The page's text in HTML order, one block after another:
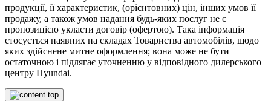
продукції, її характеристик, (орієнтовних) цін, інших умов її
продажу, а також умов надання будь-яких послуг не є
пропозицією укласти договір (офертою). Така інформація
стосується наявних на складах Товариства автомобілів, щодо
яких здійснене митне оформлення; вона може не бути
остаточною і підлягає уточненню у відповідного дилерського
центру Hyundai.